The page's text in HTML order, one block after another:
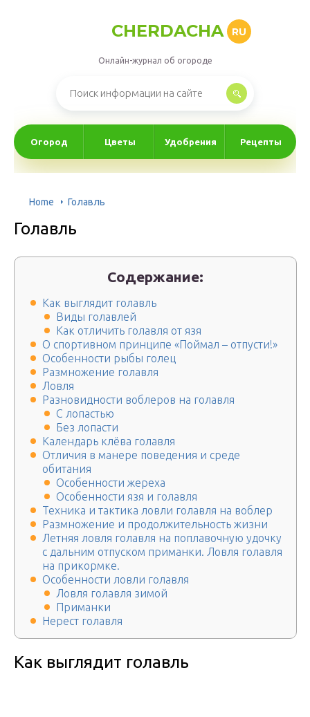
CHERDACHA RU
Онлайн-журнал об огороде
Огород Цветы Удобрения Рецепты
Home Голавль
Голавль
Содержание:
Как выглядит голавль
Виды голавлей
Как отличить голавля от язя
О спортивном принципе «Поймал – отпусти!»
Особенности рыбы голец
Размножение голавля
Ловля
Разновидности воблеров на голавля
С лопастью
Без лопасти
Календарь клёва голавля
Отличия в манере поведения и среде
обитания
Особенности жереха
Особенности язя и голавля
Техника и тактика ловли голавля на воблер
Размножение и продолжительность жизни
Летняя ловля голавля на поплавочную удочку
с дальним отпуском приманки. Ловля голавля
на прикормке.
Особенности ловли голавля
Ловля голавля зимой
Приманки
Нерест голавля
Как выглядит голавль